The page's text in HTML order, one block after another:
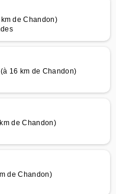
de Chandon)
16 km de Chandon)
de Chandon)
de Chandon)